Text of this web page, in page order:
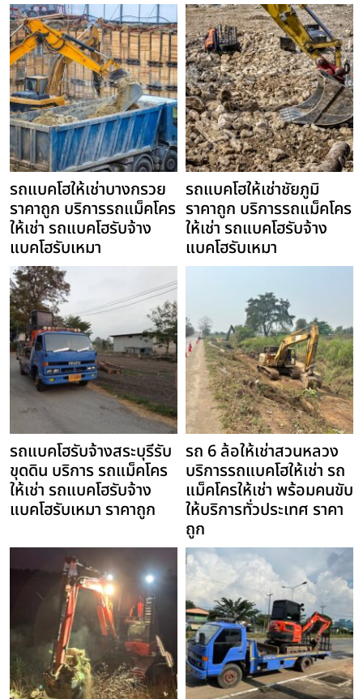
รถแบคโฮให้เช่าบางกรวย
ราคาถูก บริการรถแม็คโคร
ให้เช่า รถแบคโฮรับจ้าง
แบคโฮรับเหมา
รถแบคโฮให้เช่าชัยภูมิ
ราคาถูก บริการรถแม็คโคร
ให้เช่า รถแบคโฮรับจ้าง
แบคโฮรับเหมา
รถแบคโฮรับจ้างสระบุรีรับ
ขุดดิน บริการ รถแม็คโคร
ให้เช่า รถแบคโฮรับจ้าง
แบคโฮรับเหมา ราคาถูก
รถ 6 ล้อให้เช่าสวนหลวง
บริการรถแบคโฮให้เช่า รถ
แม็คโครให้เช่า พร้อมคนขับ
ให้บริการทั่วประเทศ ราคา
ถูก